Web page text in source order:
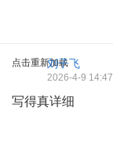
点击重新加载
刘子飞
2026-4-9
写得真详细